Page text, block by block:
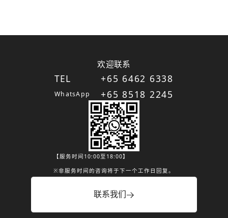
欢迎联系
TEL
WhatsApp
+65 6462 6338
+65 8518 2245
【服务时间10:00至18:00】
※非服务时间的咨询将于下一个工作日回复。
联系我们